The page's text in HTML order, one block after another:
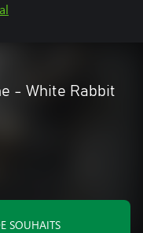
- White Rabbit
SOUHAITS